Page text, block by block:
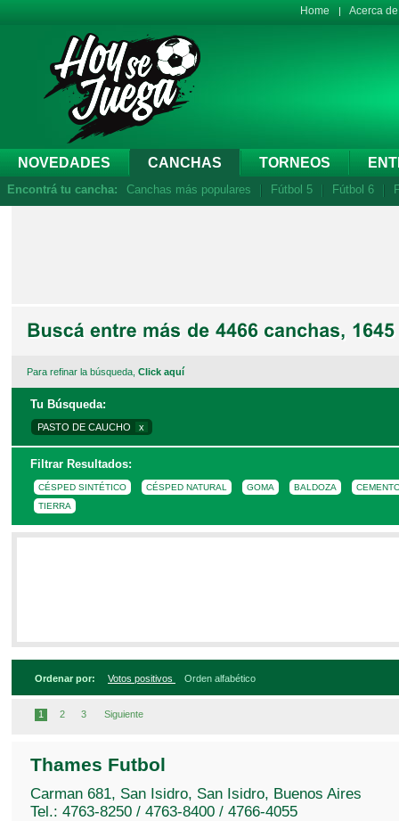
Home Acerca
NOVEDADES CANCHAS TORNEOS
Encontrá tu cancha: Canchas más populares Fútbol 5 Fútbol 6
Para refinar la búsqueda, Click aquí
CANTIDAD DE JUGADORES 5 6 7 8 9 10 11 12
CANCHA TECHADA CANCHA ABIERTA
Tu Búsqueda:
PASTO DE CAUCHO x
Filtrar Resultados:
CÉSPED SINTÉTICO CÉSPED NATURAL GOMA BALDOZA
TIERRA
Ordenar por: Votos positivos Orden alfabético
1 2 3 Siguiente
Thames Futbol
Carman 681, San Isidro, San Isidro, Buenos Aires
Tel.: 4763-8250 / 4763-8400 / 4766-4055